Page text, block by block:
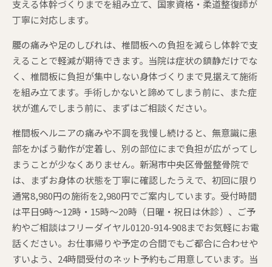
支える体幹づくりまでを組み立て、国家資格・柔道整復師が
丁寧に対応します。
腰の痛みや足のしびれは、椎間板への負担を減らし体幹で支
えることで軽減が期待できます。当院は症状の鎮静だけでな
く、椎間板に負担が集中しない身体づくりまで見据えて施術
を組み立てます。手術しかないと諦めてしまう前に、また症
状が進んでしまう前に、まずはご相談ください。
椎間板ヘルニアの痛みや不調を我慢し続けると、無意識に患
部をかばう動作が定着し、別の部位にまで負担が広がってし
まうことが少なくありません。新潟市中央区骨盤整骨院で
は、まずお身体の状態を丁寧に確認したうえで、初回に限り
通常8,980円の施術を2,980円でご案内しています。受付時間
は平日9時〜12時・15時〜20時（日曜・祝日は休診）、ご予
約やご相談はフリーダイヤル0120-914-908までお気軽にお電
話ください。お仕事帰りや予定の合間でもご都合に合わせや
すいよう、24時間受付のネット予約もご用意しています。当